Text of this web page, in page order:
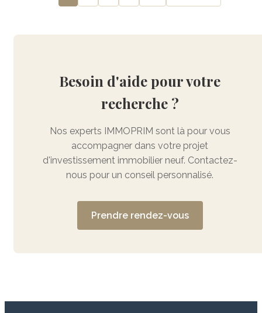
Besoin d'aide pour votre
recherche ?
Nos experts IMMOPRIM sont là pour vous
accompagner dans votre projet
d'investissement immobilier neuf. Contactez-
nous pour un conseil personnalisé.
Prendre rendez-vous